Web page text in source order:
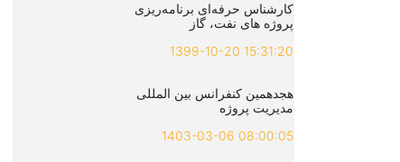
کارشناس حرفه‌ای برنامه‌ریزی
پروژه های نفت، گاز
1399-10-20 15:31:20
هجدهمین کنفرانس بین المللی
مدیریت پروژه
1403-03-06 08:00:05